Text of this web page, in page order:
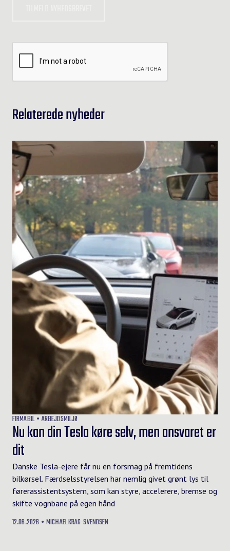
Relaterede nyheder
FIRMABIL ARBEJDSMILJØ
Nu kan din Tesla køre selv, men ansvaret er
dit
Danske Tesla-ejere får nu en forsmag på fremtidens
bilkørsel. Færdselsstyrelsen har nemlig givet grønt lys til
førerassistentsystem, som kan styre, accelerere, bremse og
skifte vognbane på egen hånd
12.06.2026 MICHAEL KRAG-SVENDSEN